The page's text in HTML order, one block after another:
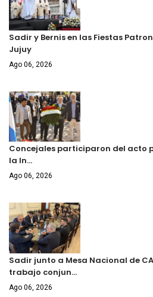
Sadir y Bernis en las Fiestas
Jujuy
Ago 06, 2026
Concejales participaron del acto
la In…
Ago 06, 2026
Sadir junto a Mesa Nacional de
trabajo conjun…
Ago 06, 2026